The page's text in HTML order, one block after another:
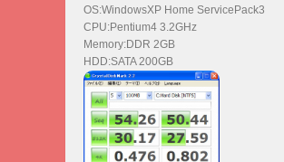
OS:WindowsXP Home ServicePack3
CPU:Pentium4 3.2GHz
Memory:DDR 2GB
HDD:SATA 200GB